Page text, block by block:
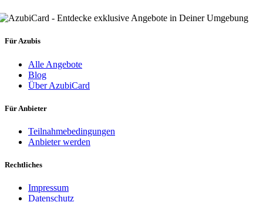
Für Azubis
Alle Angebote
Blog
Über AzubiCard
Für Anbieter
Teilnahmebedingungen
Anbieter werden
Rechtliches
Impressum
Datenschutz